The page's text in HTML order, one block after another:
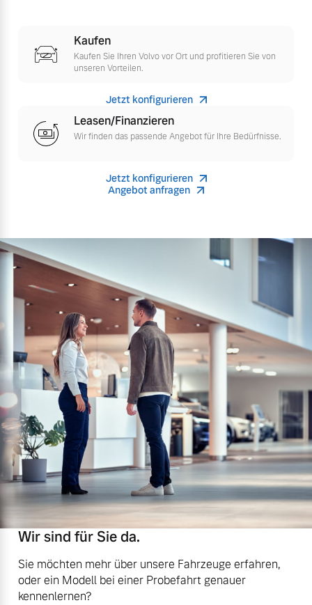
Kaufen
Kaufen Sie Ihren Volvo vor Ort und profitieren Sie von
unseren Vorteilen.
Jetzt konfigurieren
Leasen/Finanzieren
Wir finden das passende Angebot für Ihre Bedürfnisse.
Jetzt konfigurieren
Angebot anfragen
Wir sind für Sie da.
Sie möchten mehr über unsere Fahrzeuge erfahren,
oder ein Modell bei einer Probefahrt genauer
kennenlernen?